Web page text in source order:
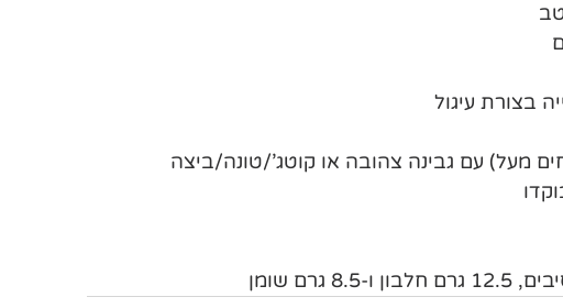
בצורת עיגול
מעל) עם גבינה צהובה או קוטג'/טונה/ביצה